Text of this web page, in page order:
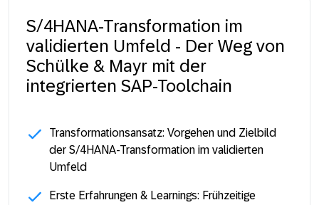
S/4HANA-Transformation im
validierten Umfeld - Der Weg von
Schülke & Mayr mit der
integrierten SAP-Toolchain
Transformationsansatz: Vorgehen und Zielbild
der S/4HANA-Transformation im validierten
Umfeld
Erste Erfahrungen & Learnings: Frühzeitige